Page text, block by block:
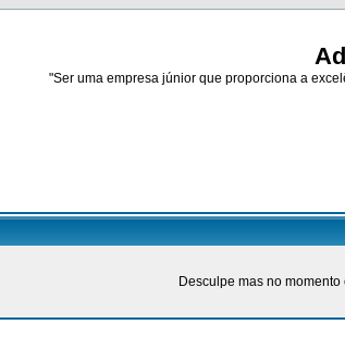
"Ser uma empresa júnior que proporciona a
Desculpe mas no